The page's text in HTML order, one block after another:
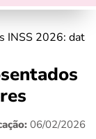
INSS 2026:
06/02/2026